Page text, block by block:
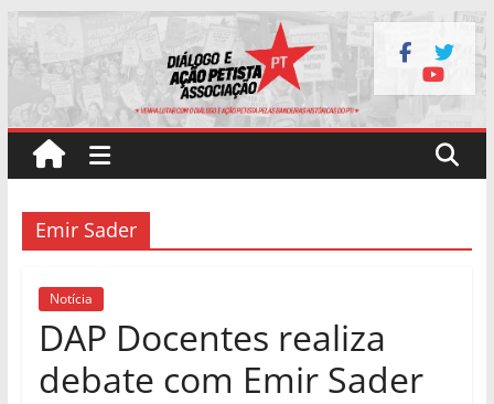
Pular
para
conteúdo
Emir Sader
Notícia
DAP Docentes realiza
debate com Emir Sader